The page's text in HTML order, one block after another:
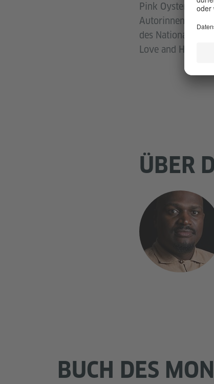
Pink Oysters, die
Autorinnen unter
des National
Love and
ÜBER
BUCH DES